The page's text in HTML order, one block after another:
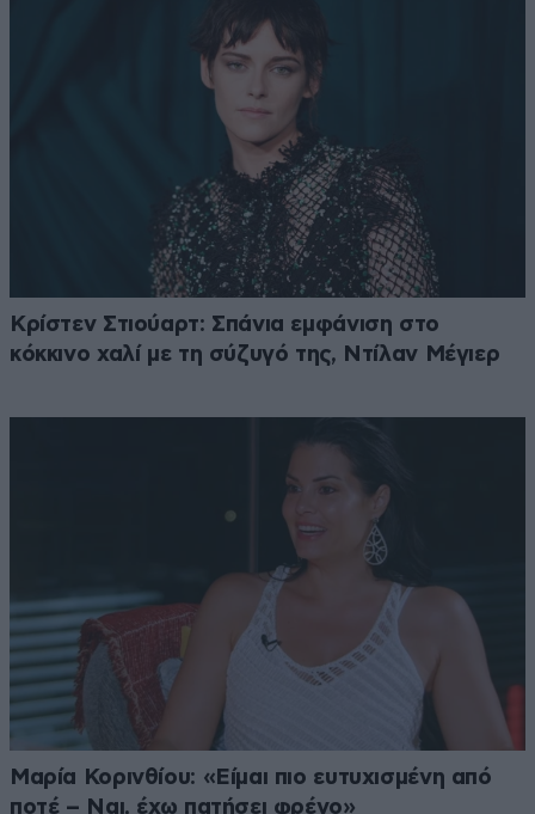
Κρίστεν Στιούαρτ: Σπάνια εμφάνιση στο
κόκκινο χαλί με τη σύζυγό της, Ντίλαν Μέγιερ
Μαρία Κορινθίου: «Είμαι πιο ευτυχισμένη από
ποτέ – Ναι, έχω πατήσει φρένο»